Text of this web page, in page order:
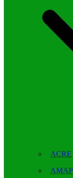
ACRE